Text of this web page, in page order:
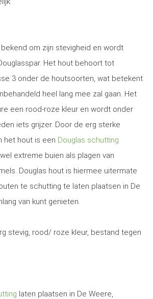
om zijn stevigheid en wordt
Het hout behoort tot
3 onder de houtsoorten, wat betekent
heel lang mee zal gaan. Het
een rood-roze kleur en wordt onder
iets grijzer. Door de erg sterke
het hout is een Douglas schutting
extreme buien als plagen van
Douglas hout is hiermee uitermate
te schutting te laten plaatsen in De
van kunt genieten.
stevig, rood/ roze kleur, bestand tegen
laten plaatsen in De Weere,